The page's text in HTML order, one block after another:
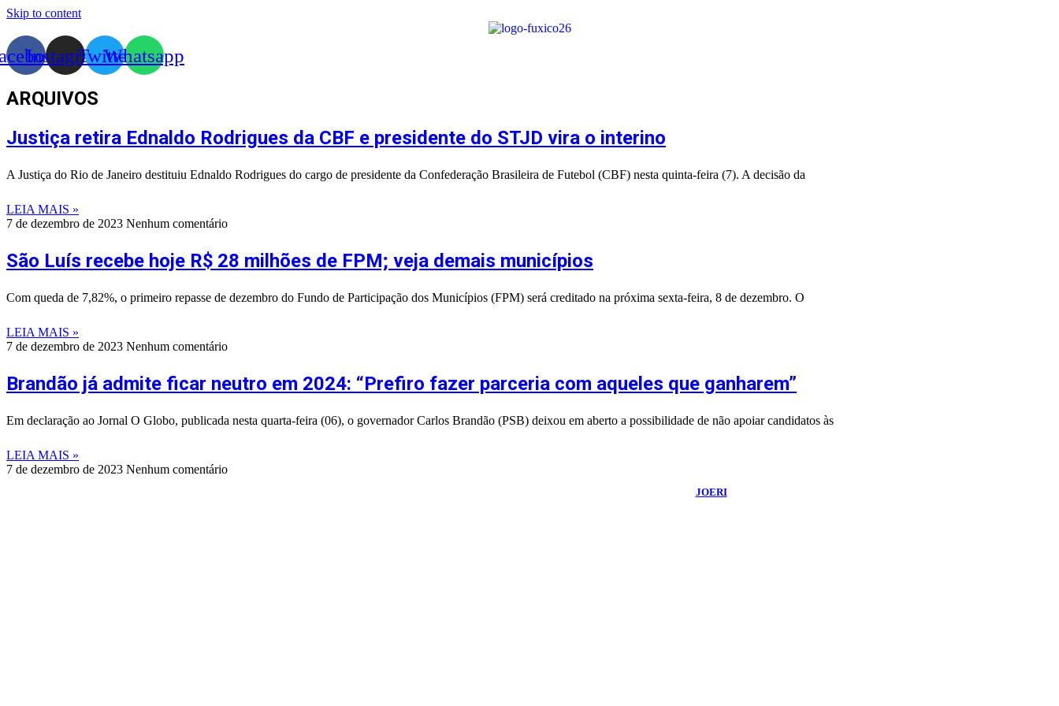
Skip to content
InstagramTwitterWhatsapp
ARQUIVOS
Justiça retira Ednaldo Rodrigues da CBF e presidente do STJD vira o interino
A Justiça do Rio de Janeiro destituiu Ednaldo Rodrigues do cargo de presidente da Confederação Brasileira de Futebol (CBF) nesta quinta-feira (7). A decisão da
LEIA MAIS »
7 de dezembro de 2023 Nenhum comentário
São Luís recebe hoje R$ 28 milhões de FPM; veja demais municípios
Com queda de 7,82%, o primeiro repasse de dezembro do Fundo de Participação dos Municípios (FPM) será creditado na próxima sexta-feira, 8 de dezembro. O
LEIA MAIS »
7 de dezembro de 2023 Nenhum comentário
Brandão já admite ficar neutro em 2024: “Prefiro fazer parceria com aqueles que ganharem”
Em declaração ao Jornal O Globo, publicada nesta quarta-feira (06), o governador Carlos Brandão (PSB) deixou em aberto a possibilidade de não apoiar candidatos às
LEIA MAIS »
7 de dezembro de 2023 Nenhum comentário
JOERI